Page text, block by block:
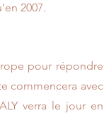
2007.
pour répondre
commencera avec
verra le jour en